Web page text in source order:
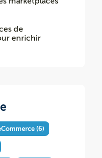
de
enrichir
(6)